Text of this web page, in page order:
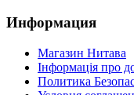
Информация
Магазин Нитава
Інформація про
Политика